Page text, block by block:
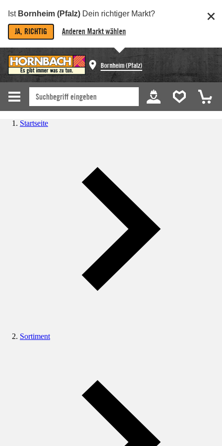
Ist Bornheim (Pfalz) Dein richtiger Markt?
JA, RICHTIG Anderen Markt wählen
Bornheim (Pfalz)
Startseite
Sortiment